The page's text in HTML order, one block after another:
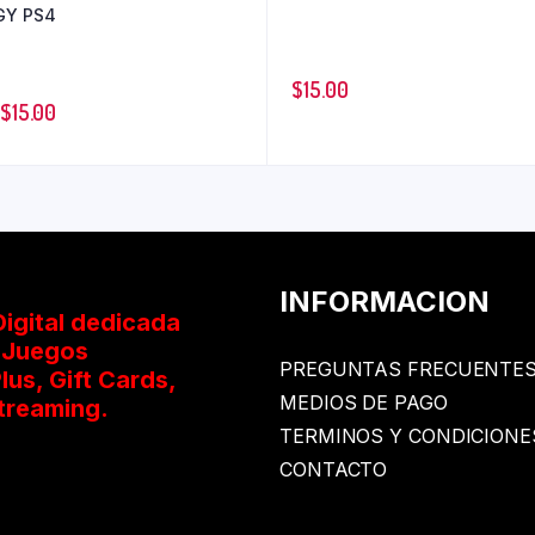
PS4
$15.00
$15.00
dedicada
Gift Cards,
INFORMACION
PREGUNTAS FRECUENTES
MEDIOS DE PAGO
TERMINOS Y
CONTACTO